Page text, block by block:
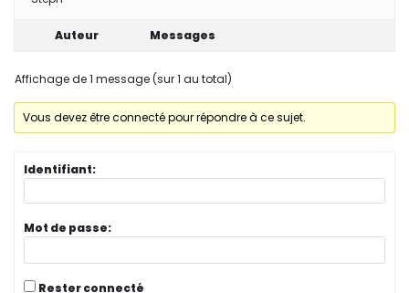
Auteur Messages
Affichage de 1 message (sur 1 au total)
Vous devez être connecté pour répondre à ce sujet.
Identifiant:
Mot de passe:
Rester connecté